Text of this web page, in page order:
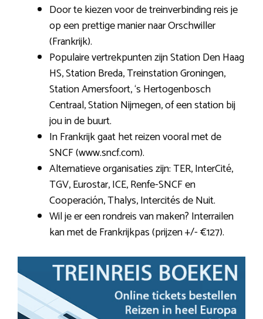
Door te kiezen voor de treinverbinding reis je
op een prettige manier naar Orschwiller
(Frankrijk).
Populaire vertrekpunten zijn Station Den Haag
HS, Station Breda, Treinstation Groningen,
Station Amersfoort, ‘s Hertogenbosch
Centraal, Station Nijmegen, of een station bij
jou in de buurt.
In Frankrijk gaat het reizen vooral met de
SNCF (www.sncf.com).
Alternatieve organisaties zijn: TER, InterCité,
TGV, Eurostar, ICE, Renfe-SNCF en
Cooperación, Thalys, Intercités de Nuit.
Wil je er een rondreis van maken? Interrailen
kan met de Frankrijkpas (prijzen +/- €127).